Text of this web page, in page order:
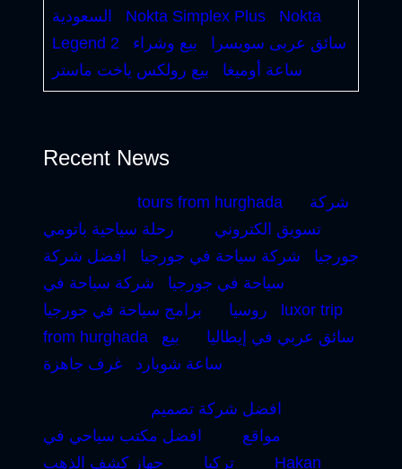
السعودية
Nokta Simplex Plus
Nokta
Legend 2
سائق عربى سويسرا
بيع وشراء
ساعة أوميغا
بيع رولكس ياخت ماستر
Recent News
tours from hurghada
شركة
تسويق الكتروني
رحلة سياحية باتومي
جورجيا
شركة سياحة في جورجيا
افضل شركة
سياحة في جورجيا
شركة سياحة في
روسيا
برامج سياحة في جورجيا
luxor trip
from hurghada
سائق عربي في إيطاليا
بيع
ساعة شوبارد
غرف جاهزة
افضل شركة تصميم
مواقع
افضل مكتب سياحي في
تركيا
جهاز كشف الذهب Hakan